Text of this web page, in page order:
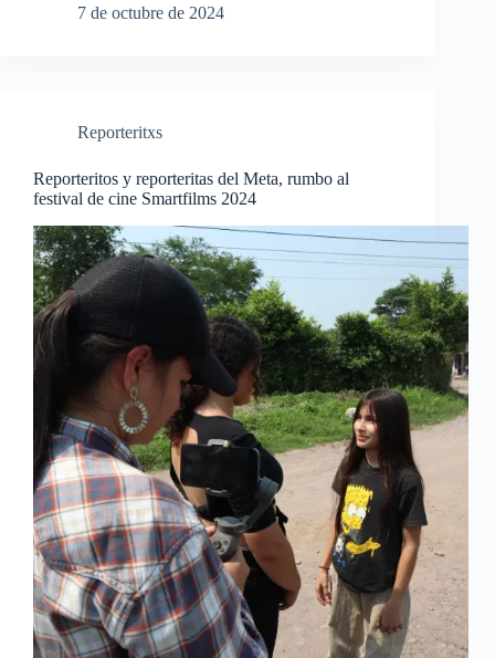
7 de octubre de 2024
Reporteritxs
Reporteritos y reporteritas del Meta, rumbo al
festival de cine Smartfilms 2024